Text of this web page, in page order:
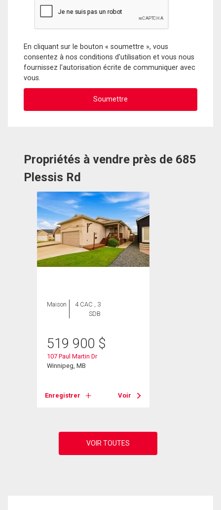
En cliquant sur le bouton « soumettre », vous
consentez à nos conditions d'utilisation et vous nous
fournissez l'autorisation écrite de communiquer avec
vous.
Propriétés à vendre près de 685
Plessis Rd
Maison
4 CAC , 3
SDB
519 900 $
107 Paul Martin Dr
Winnipeg, MB
Enregistrer Voir